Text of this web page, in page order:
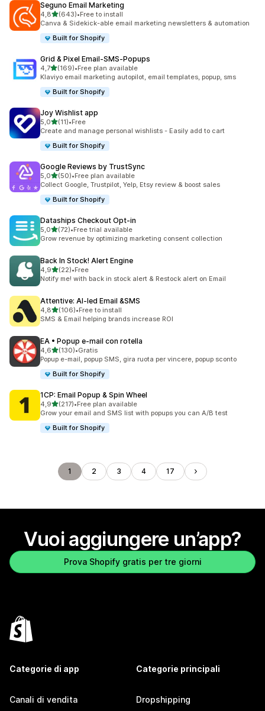
Seguno Email Marketing
4,8stelle su 5
(643)
643 recensioni totali
•Free to install
Canva & Sidekick-able email marketing newsletters & automation
Built for Shopify
Grid & Pixel Email‑SMS‑Popups
4,7stelle su 5
(169)
169 recensioni totali
•Free plan available
Klaviyo email marketing autopilot, email templates, popup, sms
Built for Shopify
Joy Wishlist app
5,0stelle su 5
(11)
11 recensioni totali
•Free
Create and manage personal wishlists - Easily add to cart
Built for Shopify
Google Reviews by TrustSync
5,0stelle su 5
(50)
50 recensioni totali
•Free plan available
Collect Google, Trustpilot, Yelp, Etsy review & boost sales
Built for Shopify
Dataships Checkout Opt‑in
5,0stelle su 5
(72)
72 recensioni totali
•Free trial available
Grow revenue by optimizing marketing consent collection
Back In Stock! Alert Engine
4,9stelle su 5
(22)
22 recensioni totali
•Free
Notify me! with back in stock alert & Restock alert on Email
Attentive: AI‑led Email &SMS
4,8stelle su 5
(106)
106 recensioni totali
•Free to install
SMS & Email helping brands increase ROI
EA • Popup e‑mail con rotella
4,6stelle su 5
(130)
130 recensioni totali
•Gratis
Popup e-mail, popup SMS, gira ruota per vincere, popup sconto
Built for Shopify
1CP: Email Popup & Spin Wheel
4,9stelle su 5
(217)
217 recensioni totali
•Free plan available
Grow your email and SMS list with popups you can A/B test
Built for Shopify
1 2 3 4 17
Vuoi aggiungere un’app?
Prova Shopify gratis per tre giorni
Categorie di app
Canali di vendita
Categorie principali
Dropshipping